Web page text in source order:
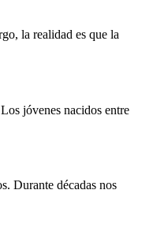
la realidad es que la
jóvenes nacidos entre
Durante décadas nos